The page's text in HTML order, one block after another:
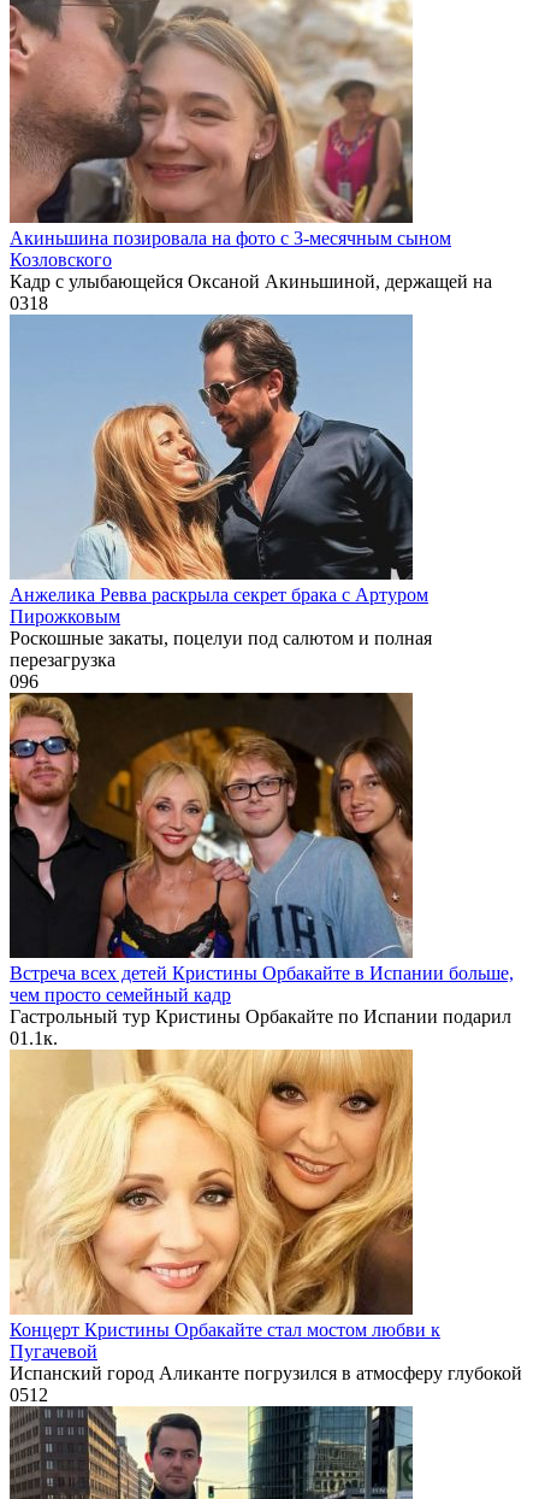
Акиньшина позировала на фото с 3-месячным сыном
Козловского
Кадр с улыбающейся Оксаной Акиньшиной, держащей на
0318
Анжелика Ревва раскрыла секрет брака с Артуром
Пирожковым
Роскошные закаты, поцелуи под салютом и полная
перезагрузка
096
Встреча всех детей Кристины Орбакайте в Испании больше,
чем просто семейный кадр
Гастрольный тур Кристины Орбакайте по Испании подарил
01.1к.
Концерт Кристины Орбакайте стал мостом любви к
Пугачевой
Испанский город Аликанте погрузился в атмосферу глубокой
0512